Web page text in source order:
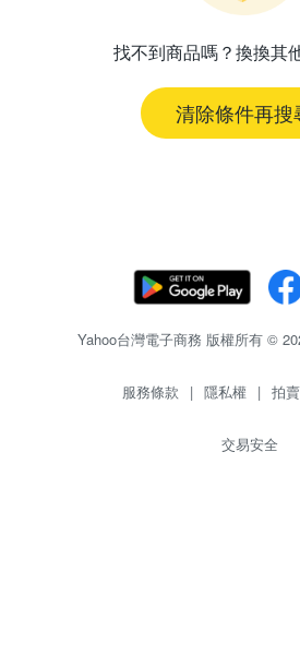
找不到商品嗎？換換其
清除條件再搜
Yahoo台灣電子商務 版權所有 ©
服務條款 | 隱私權 | 拍
交易安全